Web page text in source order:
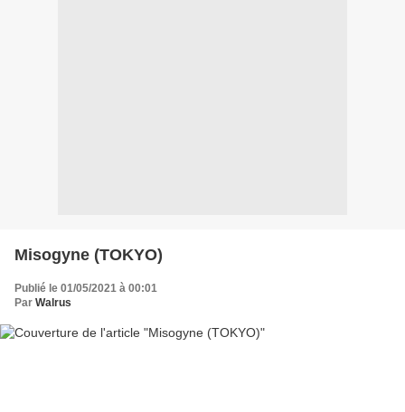
Misogyne (TOKYO)
Publié le 01/05/2021 à 00:01
Par Walrus